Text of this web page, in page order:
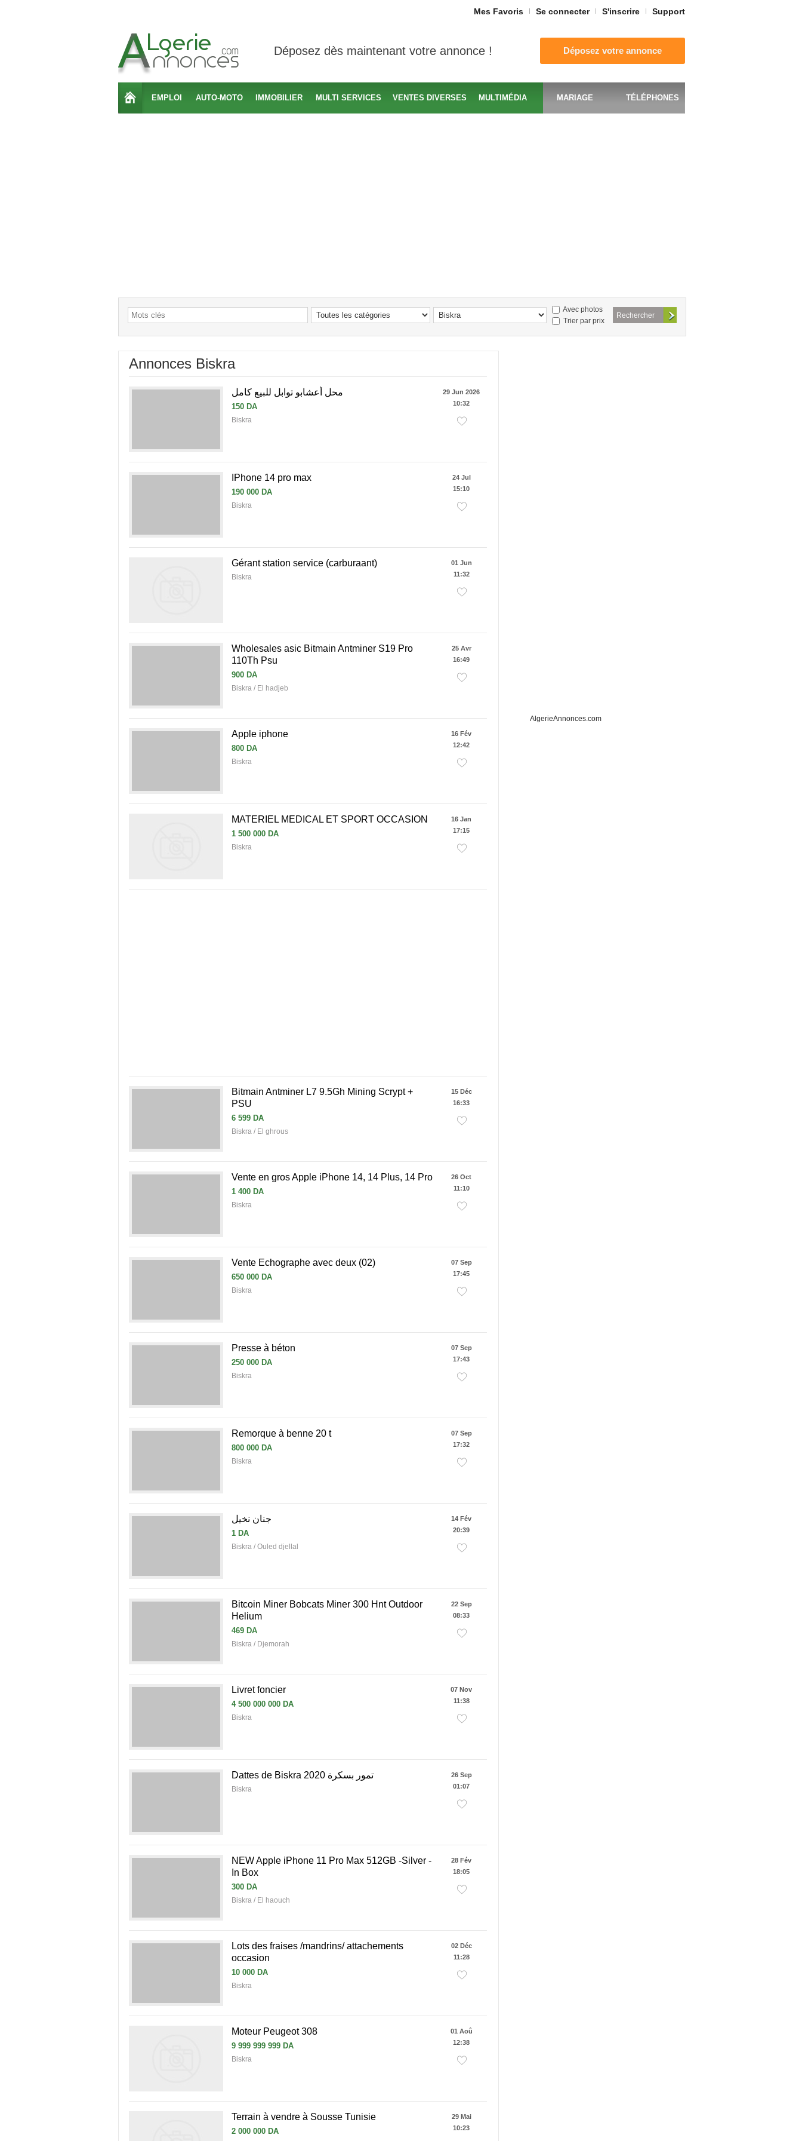
Mes Favoris Se connecter S'inscrire Support
Déposez dès maintenant votre annonce ! Déposez votre annonce
EMPLOI AUTO-MOTO IMMOBILIER MULTI SERVICES VENTES DIVERSES MULTIMÉDIA MARIAGE TÉLÉPHONES
Avec photos
Trier par prix
Annonces Biskra
محل أعشابو توابل للبيع كامل
150 DA
Biskra
29 Jun 2026
10:32
IPhone 14 pro max
190 000 DA
Biskra
24 Jul
15:10
Gérant station service (carburaant)
Biskra
01 Jun
11:32
Wholesales asic Bitmain Antminer S19 Pro
110Th Psu
900 DA
Biskra / El hadjeb
25 Avr
16:49
Apple iphone
800 DA
Biskra
16 Fév
12:42
MATERIEL MEDICAL ET SPORT OCCASION
1 500 000 DA
Biskra
16 Jan
17:15
Bitmain Antminer L7 9.5Gh Mining Scrypt +
PSU
6 599 DA
Biskra / El ghrous
15 Déc
16:33
Vente en gros Apple iPhone 14, 14 Plus, 14 Pro
1 400 DA
Biskra
26 Oct
11:10
Vente Echographe avec deux (02)
650 000 DA
Biskra
07 Sep
17:45
Presse à béton
250 000 DA
Biskra
07 Sep
17:43
Remorque à benne 20 t
800 000 DA
Biskra
07 Sep
17:32
جنان نخيل
1 DA
Biskra / Ouled djellal
14 Fév
20:39
Bitcoin Miner Bobcats Miner 300 Hnt Outdoor
Helium
469 DA
Biskra / Djemorah
22 Sep
08:33
Livret foncier
4 500 000 000 DA
Biskra
07 Nov
11:38
Dattes de Biskra 2020 تمور بسكرة
Biskra
26 Sep
01:07
NEW Apple iPhone 11 Pro Max 512GB -Silver -
In Box
300 DA
Biskra / El haouch
28 Fév
18:05
Lots des fraises /mandrins/ attachements
occasion
10 000 DA
Biskra
02 Déc
11:28
Moteur Peugeot 308
9 999 999 999 DA
Biskra
01 Aoû
12:38
Terrain à vendre à Sousse Tunisie
2 000 000 DA
29 Mai
10:23
AlgerieAnnonces.com